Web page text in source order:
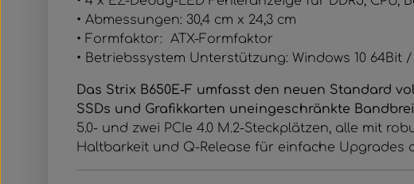
• Abmessungen: 30,4 cm x 24,3 cm
• Formfaktor: ATX-Formfaktor
• Betriebssystem Unterstützung: Windows 10 64Bit /
Das Strix B650E-F umfasst den neuen Standard
SSDs und Grafikkarten uneingeschränkte
5.0- und zwei PCIe 4.0 M.2-Steckplätzen, alle mit
Haltbarkeit und Q-Release für einfache Upgrades